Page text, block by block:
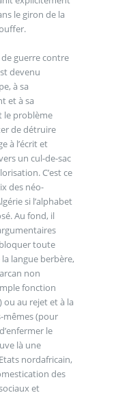
le giron de la
guerre contre
devenu
à sa
et à sa
le problème
de détruire
à l’écrit et
un cul-de-sac
C’est ce
des néo-
si l’alphabet
Au fond, il
toute
langue berbère,
non
fonction
au rejet et à la
mêmes (pour
le
là une
nordafricain,
des
et